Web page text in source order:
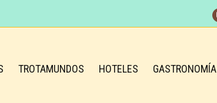
TROTAMUNDOS HOTELES GASTRONOMÍA